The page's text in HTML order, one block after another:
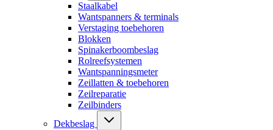
Staalkabel
Wantspanners & terminals
Verstaging toebehoren
Blokken
Spinakerboombeslag
Rolreefsystemen
Wantspanningsmeter
Zeillatten & toebehoren
Zeilreparatie
Zeilbinders
Dekbeslag